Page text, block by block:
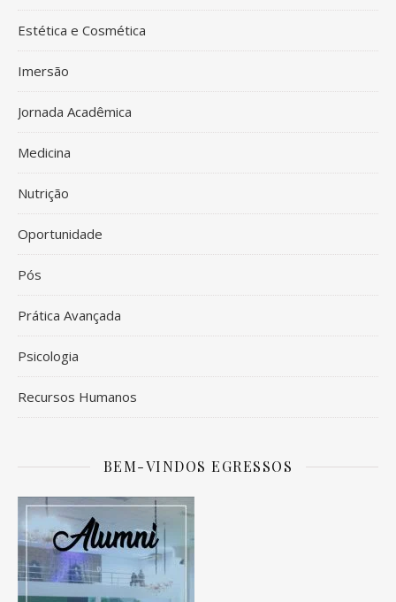
Estética e Cosmética
Imersão
Jornada Acadêmica
Medicina
Nutrição
Oportunidade
Pós
Prática Avançada
Psicologia
Recursos Humanos
BEM-VINDOS EGRESSOS